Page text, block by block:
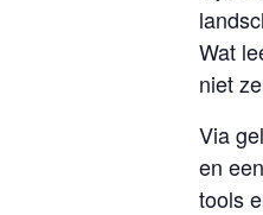
Wat
niet
Via
en
tools